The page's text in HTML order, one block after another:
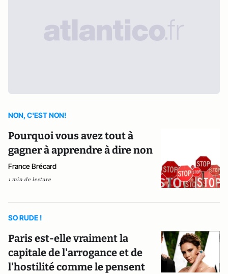
NON, C'EST NON!
Pourquoi vous avez tout à
gagner à apprendre à dire non
France Brécard
1 min de lecture
SO RUDE !
Paris est-elle vraiment la
capitale de l'arrogance et de
l'hostilité comme le pensent